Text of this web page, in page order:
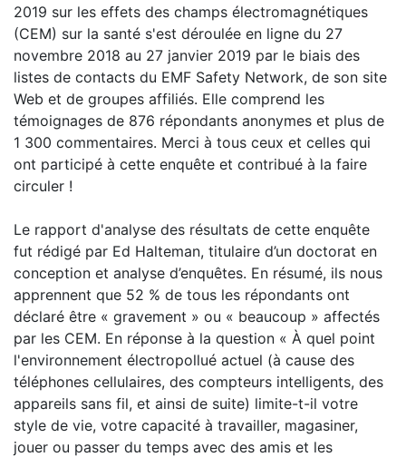
2019 sur les effets des champs électromagnétiques
(CEM) sur la santé s'est déroulée en ligne du 27
novembre 2018 au 27 janvier 2019 par le biais des
listes de contacts du EMF Safety Network, de son site
Web et de groupes affiliés. Elle comprend les
témoignages de 876 répondants anonymes et plus de
1 300 commentaires. Merci à tous ceux et celles qui
ont participé à cette enquête et contribué à la faire
circuler !
Le rapport d'analyse des résultats de cette enquête
fut rédigé par Ed Halteman, titulaire d’un doctorat en
conception et analyse d’enquêtes. En résumé, ils nous
apprennent que 52 % de tous les répondants ont
déclaré être « gravement » ou « beaucoup » affectés
par les CEM. En réponse à la question « À quel point
l'environnement électropollué actuel (à cause des
téléphones cellulaires, des compteurs intelligents, des
appareils sans fil, et ainsi de suite) limite-t-il votre
style de vie, votre capacité à travailler, magasiner,
jouer ou passer du temps avec des amis et les